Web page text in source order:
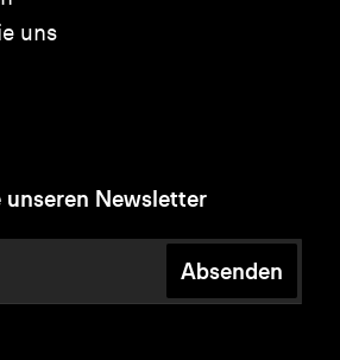
uns
unseren Newsletter
Absenden